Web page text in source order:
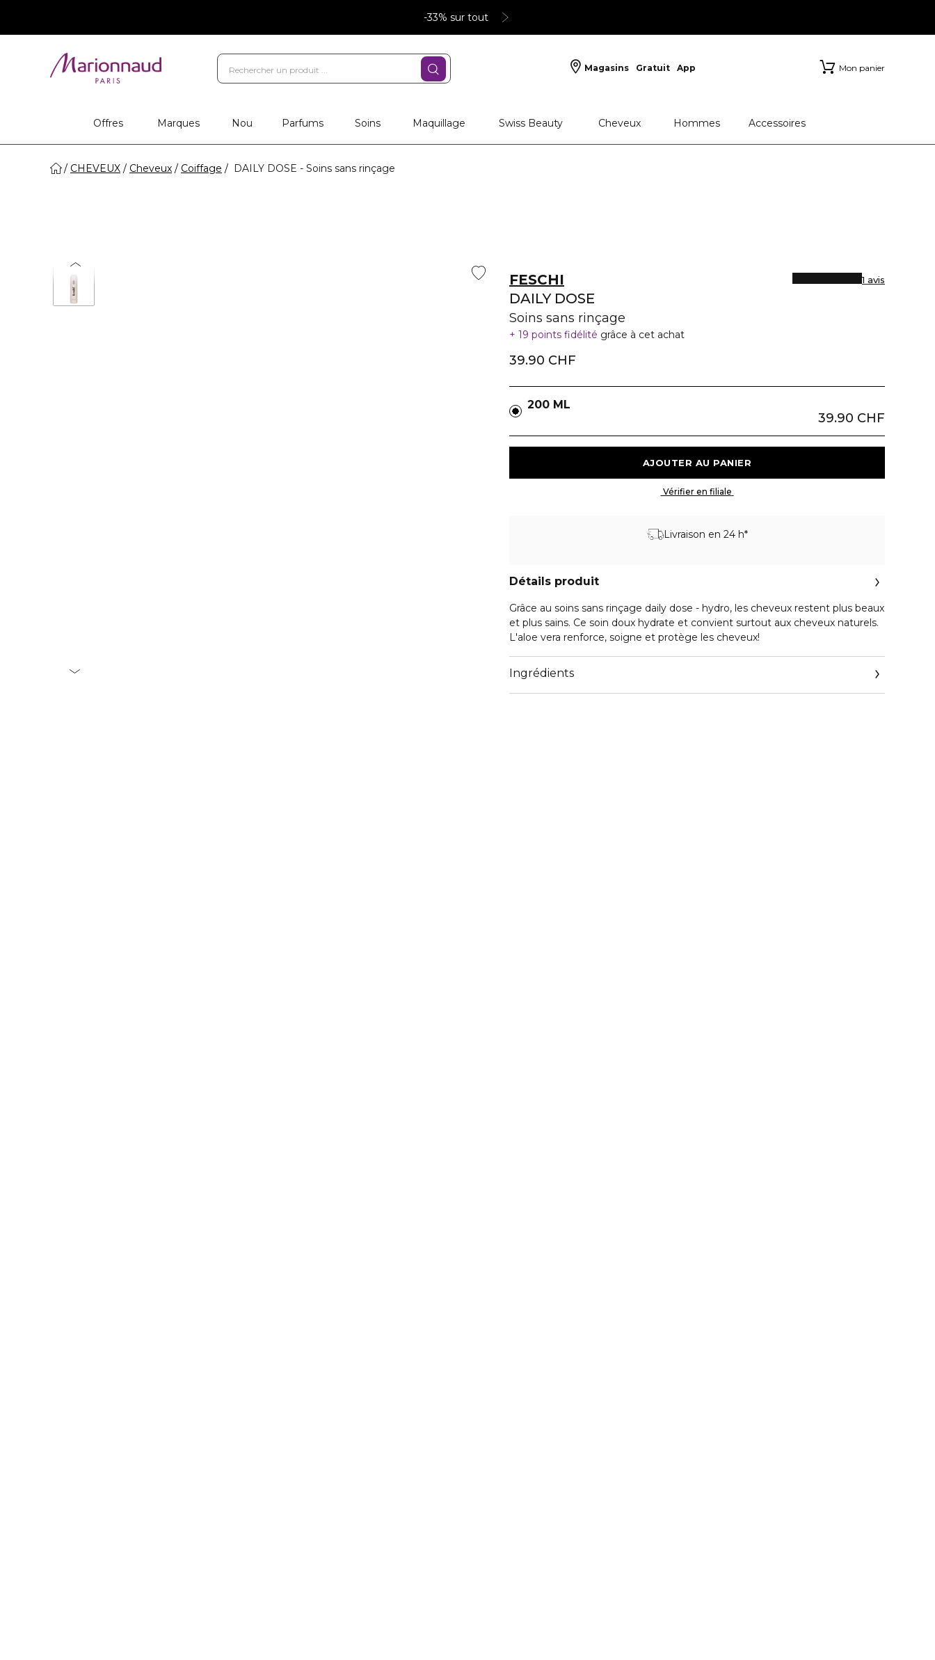
-33% sur tout
Magasins Gratuit App Mon panier
Offres Marques Nou Parfums Soins Maquillage Swiss Beauty Cheveux Hommes Accessoires
CHEVEUX Cheveux Coiffage DAILY DOSE - Soins sans rinçage
FESCHI
DAILY DOSE
Soins sans rinçage
1 avis
19 points fidélité grâce à cet achat
39.90 CHF
200 ML
39.90 CHF
Livraison en 24 h*
Détails produit
Grâce au soins sans rinçage daily dose - hydro, les cheveux restent plus beaux
et plus sains. Ce soin doux hydrate et convient surtout aux cheveux naturels.
L'aloe vera renforce, soigne et protège les cheveux!
Ingrédients